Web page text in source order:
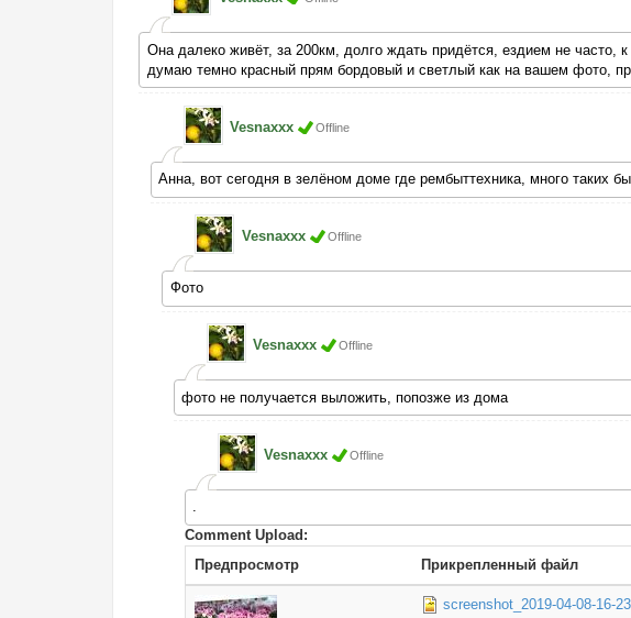
Она далеко живёт, за 200км, долго ждать придётся, ездием не часто,
думаю темно красный прям бордовый и светлый как на вашем фото,
Vesnaxxx Offline
Анна, вот сегодня в зелёном доме где рембыттехника, много таких
Vesnaxxx Offline
Фото
Vesnaxxx Offline
фото не получается выложить, попозже из дома
Vesnaxxx Offline
.
Comment Upload:
Предпросмотр
Прикрепленный файл
screenshot_2019-04-08-16-